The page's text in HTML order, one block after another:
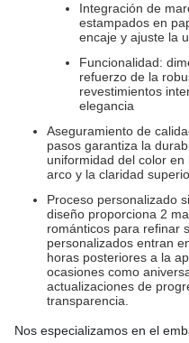
Integración de
estampados en
encaje y ajuste la
Funcionalidad:
refuerzo de la
revestimientos
elegancia
Aseguramiento de
pasos garantiza la
uniformidad del color
arco y la claridad
Proceso personalizado
diseño proporciona 2
románticos para refinar
personalizados entran
horas posteriores a la
ocasiones como
actualizaciones de
transparencia.
Nos especializamos en el